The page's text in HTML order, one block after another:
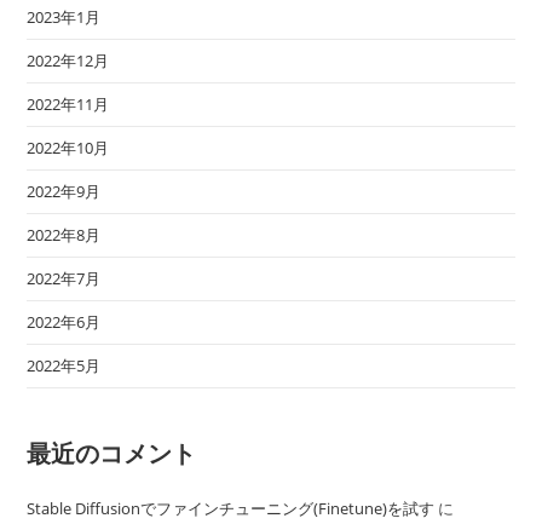
2023年1月
2022年12月
2022年11月
2022年10月
2022年9月
2022年8月
2022年7月
2022年6月
2022年5月
最近のコメント
Stable Diffusionでファインチューニング(Finetune)を試す に